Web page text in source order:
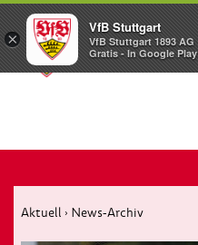
Aktuell › News-Archiv
×
VfB Stuttgart
VfB Stuttgart 1893 AG
Gratis - In Google Play